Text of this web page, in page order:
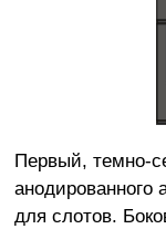
Первый, темно-
для слотов.